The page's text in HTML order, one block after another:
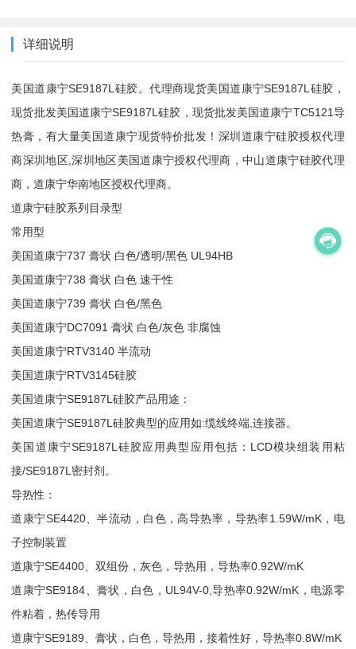
详细说明
美国道康宁SE9187L硅胶。代理商现货美国道康宁SE9187L硅胶，
现货批发美国道康宁SE9187L硅胶，现货批发美国道康宁TC5121导
热膏，有大量美国道康宁现货特价批发！深圳道康宁硅胶授权代理
商深圳地区,深圳地区美国道康宁授权代理商，中山道康宁硅胶代理
商，道康宁华南地区授权代理商。
道康宁硅胶系列目录型
常用型
美国道康宁737 膏状 白色/透明/黑色 UL94HB
美国道康宁738 膏状 白色 速干性
美国道康宁739 膏状 白色/黑色
美国道康宁DC7091 膏状 白色/灰色 非腐蚀
美国道康宁RTV3140 半流动
美国道康宁RTV3145硅胶
美国道康宁SE9187L硅胶产品用途：
美国道康宁SE9187L硅胶典型的应用如:缆线终端,连接器。
美国道康宁SE9187L硅胶应用典型应用包括：LCD模块组装用粘
接/SE9187L密封剂。
导热性：
道康宁SE4420、半流动，白色，高导热率，导热率1.59W/mK，电
子控制装置
道康宁SE4400、双组份，灰色，导热用，导热率0.92W/mK
道康宁SE9184、膏状，白色，UL94V-0,导热率0.92W/mK，电源零
件粘着，热传导用
道康宁SE9189、膏状，白色，导热用，接着性好，导热率0.8W/mK